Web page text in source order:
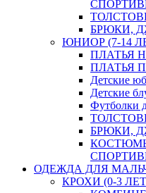
БРЮКИ,
ЮНИОР (7-14
ПЛАТЬЯ
ПЛАТЬЯ
Детские
Детские
Футболки
БРЮКИ,
ОДЕЖДА ДЛЯ
КРОХИ (0-3